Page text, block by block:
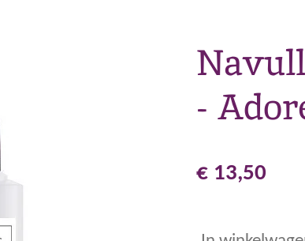
-
€ 13,50